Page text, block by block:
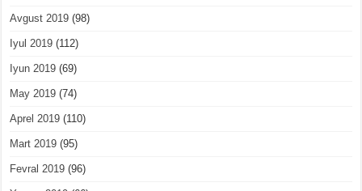
Avgust 2019 (98)
Iyul 2019 (112)
Iyun 2019 (69)
May 2019 (74)
Aprel 2019 (110)
Mart 2019 (95)
Fevral 2019 (96)